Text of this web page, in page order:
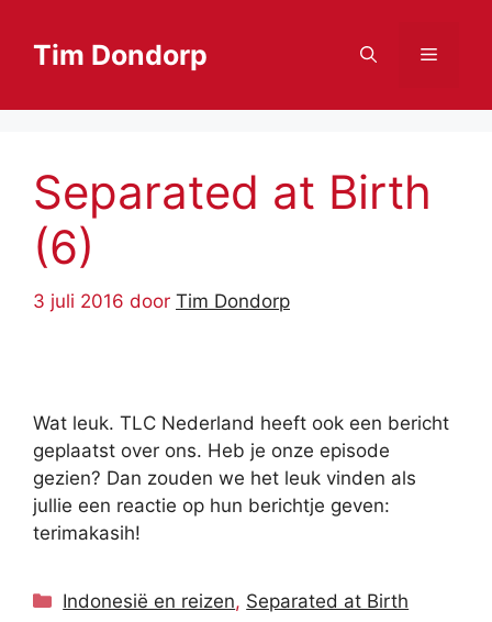
naarTim Dondorp Menu
Separated at Birth
(6)
3 juli 2016 door Tim Dondorp
Wat leuk. TLC Nederland heeft ook een bericht
geplaatst over ons. Heb je onze episode
gezien? Dan zouden we het leuk vinden als
jullie een reactie op hun berichtje geven:
terimakasih!
Categorieën
Indonesië en reizen, Separated at Birth